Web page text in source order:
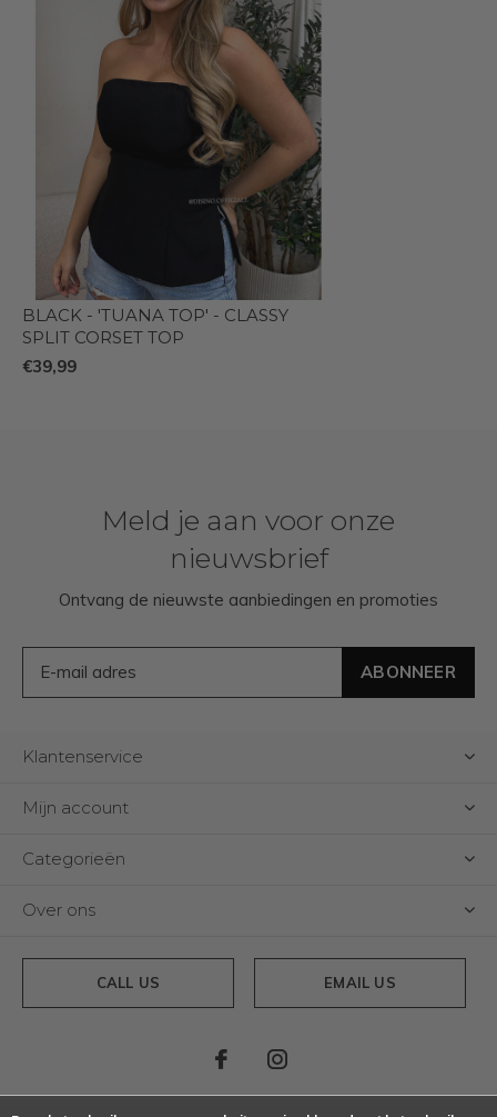
BLACK - 'TUANA TOP' - CLASSY
SPLIT CORSET TOP
€39,99
Meld je aan voor onze
nieuwsbrief
Ontvang de nieuwste aanbiedingen en promoties
ABONNEER
Klantenservice
Mijn account
Categorieën
Over ons
CALL US EMAIL US